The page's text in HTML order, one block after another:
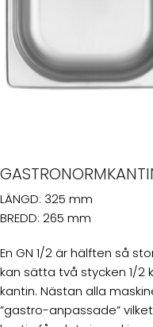
LÄNGD: 325 mm
BREDD: 265 mm
En GN 1/2 är hälften så
kan sätta två stycken 1/2
kantin. Nästan alla
”gastro-anpassade”